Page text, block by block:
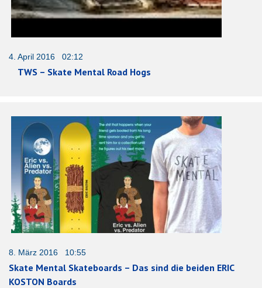
4. April 2016 02:12
TWS – Skate Mental Road Hogs
8. März 2016 10:55
Skate Mental Skateboards – Das sind die beiden ERIC
KOSTON Boards